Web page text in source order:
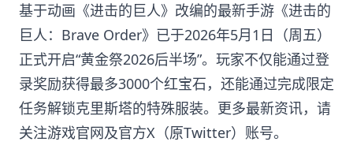
基于动画《进击的巨人》改编的最新手游《进击的
巨人：Brave Order》已于2026年5月1日（周五）
正式开启“黄金祭2026后半场”。玩家不仅能通过登
录奖励获得最多3000个红宝石，还能通过完成限定
任务解锁克里斯塔的特殊服装。更多最新资讯，请
关注游戏官网及官方X（原Twitter）账号。